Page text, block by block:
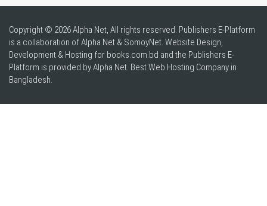
Copyright © 2026 Alpha Net, All rights reserved. Publishers E-Platform
is a collaboration of Alpha Net & SomoyNet. Website Design,
Development & Hosting for books.com.bd and the Publishers E-
Platform is provided by Alpha Net. BestWeb Hosting Company in
Bangladesh.